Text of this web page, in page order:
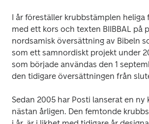
I år föreställer krubbstämplen heliga
med ett kors och texten BIIBBAL på
nordsamisk översättning av Bibeln
som ett samnordiskt projekt under
som började användas den 1
den tidigare översättningen från
Sedan 2005 har Posti lanserat en
nästan årligen. Den femtonde